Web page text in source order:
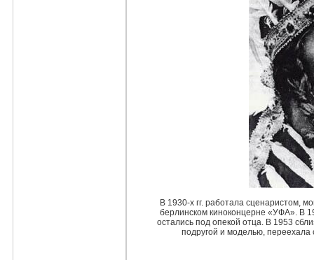
В 1930-х гг. работала сценаристом,
берлинском киноконцерне «УФА». В
остались под опекой отца. В 1953
подругой и моделью,